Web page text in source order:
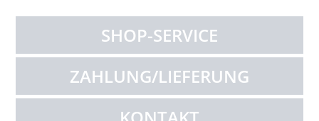
SHOP-SERVICE
ZAHLUNG/LIEFERUNG